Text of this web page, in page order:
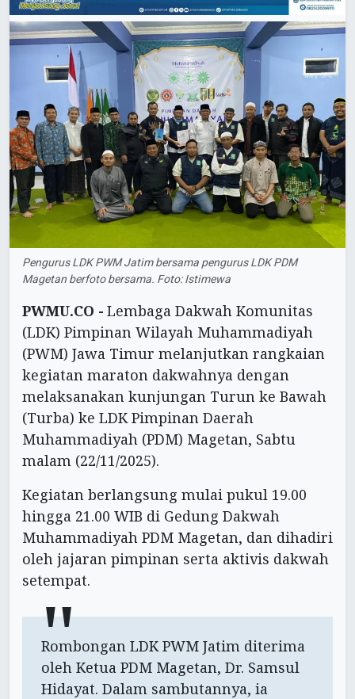
Pengurus LDK PWM Jatim bersama pengurus LDK PDM
Magetan berfoto bersama. Foto: Istimewa
PWMU.CO - Lembaga Dakwah Komunitas
(LDK) Pimpinan Wilayah Muhammadiyah
(PWM) Jawa Timur melanjutkan rangkaian
kegiatan maraton dakwahnya dengan
melaksanakan kunjungan Turun ke Bawah
(Turba) ke LDK Pimpinan Daerah
Muhammadiyah (PDM) Magetan, Sabtu
malam (22/11/2025).
Kegiatan berlangsung mulai pukul 19.00
hingga 21.00 WIB di Gedung Dakwah
Muhammadiyah PDM Magetan, dan dihadiri
oleh jajaran pimpinan serta aktivis dakwah
setempat.
Rombongan LDK PWM Jatim diterima
oleh Ketua PDM Magetan, Dr. Samsul
Hidayat. Dalam sambutannya, ia